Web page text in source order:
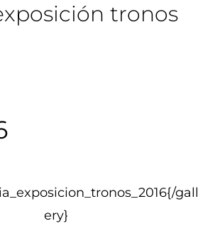
tronos
gall
ery}